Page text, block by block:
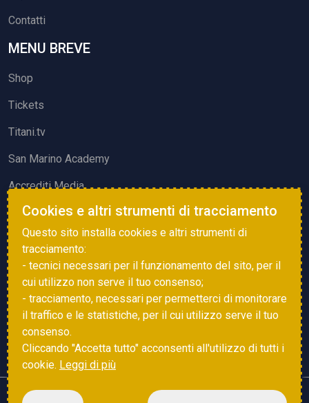
Contatti
MENU BREVE
Shop
Tickets
Titani.tv
San Marino Academy
Accrediti Media
ATTIVITÀ ED EVENTI
Squadre di Calcio
Associazione Sammarinese Arbitri
Vota gol e parata
Copyright © 2025 FSGC. Tutti i diritti riservati
Cookies e altri strumenti di tracciamento
Questo sito installa cookies e altri strumenti di
tracciamento:
- tecnici necessari per il funzionamento del sito, per il
cui utilizzo non serve il tuo consenso;
- tracciamento, necessari per permetterci di monitorare
il traffico e le statistiche, per il cui utilizzo serve il tuo
consenso.
Cliccando "Accetta tutto" acconsenti all'utilizzo di tutti i
cookie. Leggi di più